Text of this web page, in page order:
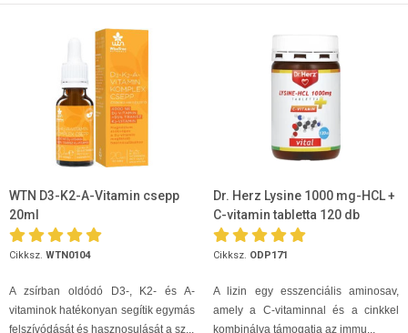
WTN D3-K2-A-Vitamin csepp
20ml
Cikksz. WTN0104
A zsírban oldódó D3-, K2- és A-
vitaminok hatékonyan segítik egymás
felszívódását és hasznosulását a sz...
Dr. Herz Lysine 1000 mg-HCL +
C-vitamin tabletta 120 db
Cikksz. ODP171
A lizin egy esszenciális aminosav,
amely a C-vitaminnal és a cinkkel
kombinálva támogatja az immu...